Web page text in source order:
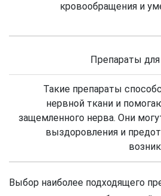
кровообращения и
Препараты
Такие препараты
нервной ткани и
защемленного нерва. Они
выздоровления и
Выбор наиболее подходящего